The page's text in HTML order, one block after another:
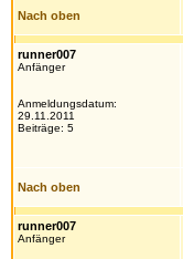
Nach oben
runner007
Anfänger
Anmeldungsdatum:
29.11.2011
Beiträge: 5
Nach oben
runner007
Anfänger